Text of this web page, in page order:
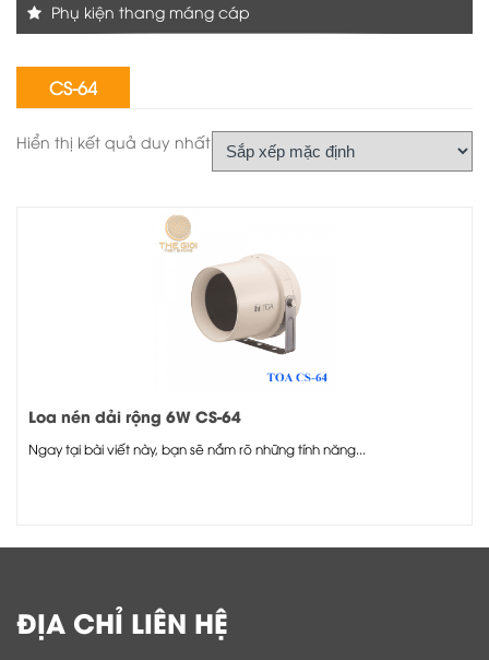
Phụ kiện thang máng cáp
CS-64
Hiển thị kết quả duy nhất
Loa nén dải rộng 6W CS-64
Ngay tại bài viết này, bạn sẽ nắm rõ những tính năng...
ĐỊA CHỈ LIÊN HỆ